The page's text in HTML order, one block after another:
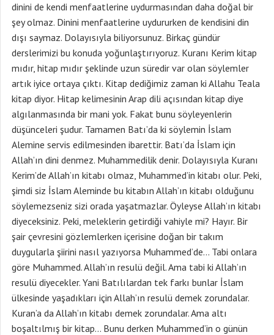
dinini de kendi menfaatlerine uydurmasından daha doğal bir
şey olmaz. Dinini menfaatlerine uydururken de kendisini din
dışı saymaz. Dolayısıyla biliyorsunuz. Birkaç gündür
derslerimizi bu konuda yoğunlaştırıyoruz. Kuranı Kerim kitap
mıdır, hitap mıdır şeklinde uzun süredir var olan söylemler
artık iyice ortaya çıktı. Kitap dediğimiz zaman ki Allahu Teala
kitap diyor. Hitap kelimesinin Arap dili açısından kitap diye
algılanmasında bir mani yok. Fakat bunu söyleyenlerin
düşünceleri şudur. Tamamen Batı’da ki söylemin İslam
Alemine servis edilmesinden ibarettir. Batı’da İslam için
Allah’ın dini denmez. Muhammedilik denir. Dolayısıyla Kuranı
Kerim’de Allah’ın kitabı olmaz, Muhammed’in kitabı olur. Peki,
şimdi siz İslam Aleminde bu kitabın Allah’ın kitabı olduğunu
söylemezseniz sizi orada yaşatmazlar. Öyleyse Allah’ın kitabı
diyeceksiniz. Peki, meleklerin getirdiği vahiyle mi? Hayır. Bir
şair çevresini gözlemlerken içerisine doğan bir takım
duygularla şiirini nasıl yazıyorsa Muhammed’de… Tabi onlara
göre Muhammed. Allah’ın resulü değil. Ama tabi ki Allah’ın
resulü diyecekler. Yani Batılılardan tek farkı bunlar İslam
ülkesinde yaşadıkları için Allah’ın resulü demek zorundalar.
Kuran’a da Allah’ın kitabı demek zorundalar. Ama altı
boşaltılmış bir kitap… Bunu derken Muhammed’in o günün